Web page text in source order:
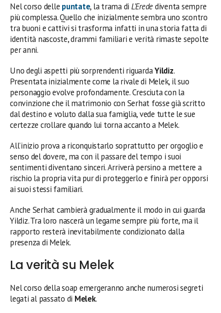
Nel corso delle puntate, la trama di L’Eredediventa sempre
più complessa. Quello che inizialmente sembra uno scontro
tra buoni e cattivi si trasforma infatti in una storia fatta di
identità nascoste, drammi familiari e verità rimaste sepolte
per anni.
Uno degli aspetti più sorprendenti riguardaYildiz.
Presentata inizialmente come la rivale di Melek, il suo
personaggio evolve profondamente. Cresciuta con la
convinzione che il matrimonio con Serhat fosse già scritto
dal destino e voluto dalla sua famiglia, vede tutte le sue
certezze crollare quando lui torna accanto a Melek.
All’inizio prova a riconquistarlo soprattutto per orgoglio e
senso del dovere, ma con il passare del tempo i suoi
sentimenti diventano sinceri. Arriverà persino a mettere a
rischio la propria vita pur di proteggerlo e finirà per opporsi
ai suoi stessi familiari.
Anche Serhat cambierà gradualmente il modo in cui guarda
Yildiz. Tra loro nascerà un legame sempre più forte, ma il
rapporto resterà inevitabilmente condizionato dalla
presenza di Melek.
La verità su Melek
Nel corso della soap emergeranno anche numerosi segreti
legati al passato di Melek.